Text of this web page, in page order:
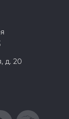
д. 20